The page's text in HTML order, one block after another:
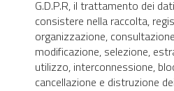
G.D.P.R, il trattamento dei
consistere nella raccolta,
organizzazione,
modificazione, selezione,
utilizzo, interconnessione,
cancellazione e distruzione